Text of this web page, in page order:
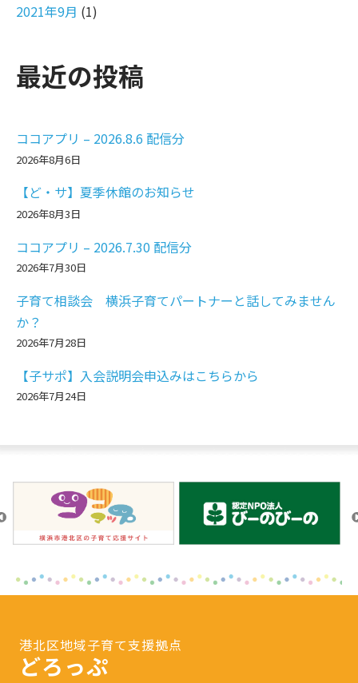
2021年9月 (1)
最近の投稿
ココアプリ – 2026.8.6 配信分
2026年8月6日
【ど・サ】夏季休館のお知らせ
2026年8月3日
ココアプリ – 2026.7.30 配信分
2026年7月30日
子育て相談会 横浜子育てパートナーと話してみません
か？
2026年7月28日
【子サポ】入会説明会申込みはこちらから
2026年7月24日
港北区地域子育て支援拠点
どろっぷ